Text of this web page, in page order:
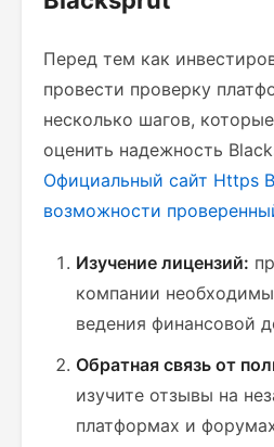
Перед тем как
провести проверку
несколько шагов,
оценить надежность
Официальный сайт Https
возможности
Изучение лицензий:
компании
ведения финансовой
Обратная связь от
изучите отзывы на
платформах и